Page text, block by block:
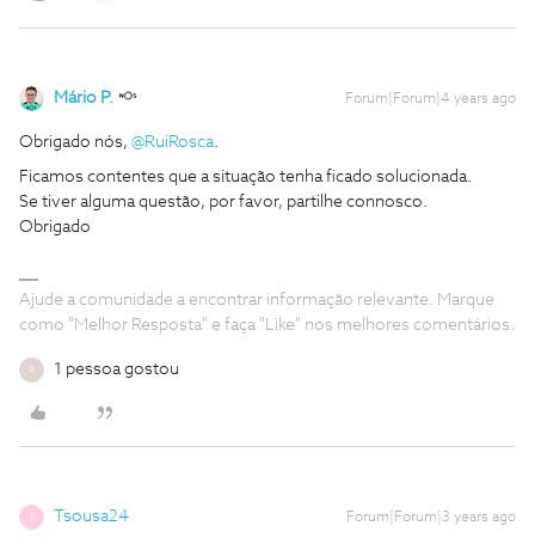
Mário P. Forum|Forum|4 years ago
Obrigado nós, @RuiRosca.
Ficamos contentes que a situação tenha ficado solucionada.
Se tiver alguma questão, por favor, partilhe connosco.
Obrigado
Ajude a comunidade a encontrar informação relevante. Marque
como "Melhor Resposta" e faça "Like" nos melhores comentários.
R 1 pessoa gostou
Tsousa24 Forum|Forum|3 years ago